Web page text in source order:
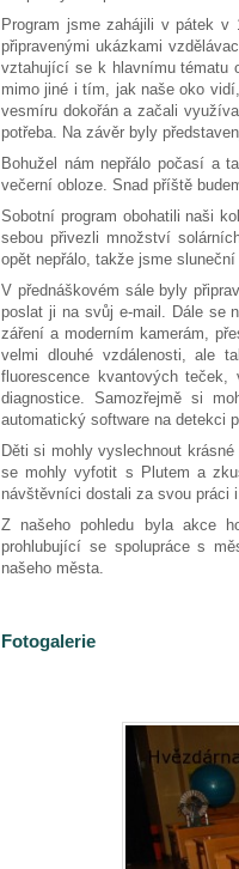
Program jsme zahájili v pátek
připravenými ukázkami
vztahující se k hlavnímu tématu
mimo jiné i tím, jak naše oko
vesmíru dokořán a začali
potřeba. Na závěr byly
Bohužel nám nepřálo počasí a
večerní obloze. Snad příště
Sobotní program obohatili naši
sebou přivezli množství
opět nepřálo, takže jsme
V přednáškovém sále byly
poslat ji na svůj e-mail. Dále se
záření a moderním kamerám,
velmi dlouhé vzdálenosti, ale
fluorescence kvantových
diagnostice. Samozřejmě si
automatický software na detekci
Děti si mohly vyslechnout
se mohly vyfotit s Plutem a
návštěvníci dostali za svou práci
Z našeho pohledu byla akce
prohlubující se spolupráce s
našeho města.
Fotogalerie